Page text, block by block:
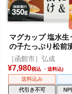
マグカップ 塩水生
の子たっぷり松前
［函館市］弘成
¥7,980税込
送料込み
代引き不可